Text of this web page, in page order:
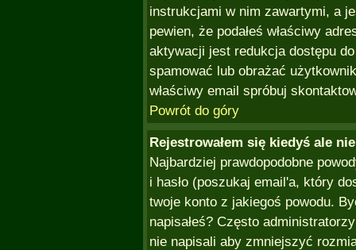
instrukcjami w nim zawartymi, a
pewien, że podałeś właściwy
aktywacji jest redukcja dostępu
spamować lub obrażać
właściwy email spróbuj
Powrót do góry
Rejestrowałem się kiedyś ale
Najbardziej prawdopodobne
i hasło (poszukaj email'a, który
twoje konto z jakiegoś powodu.
napisałeś? Często
nie napisali aby zmniejszyć